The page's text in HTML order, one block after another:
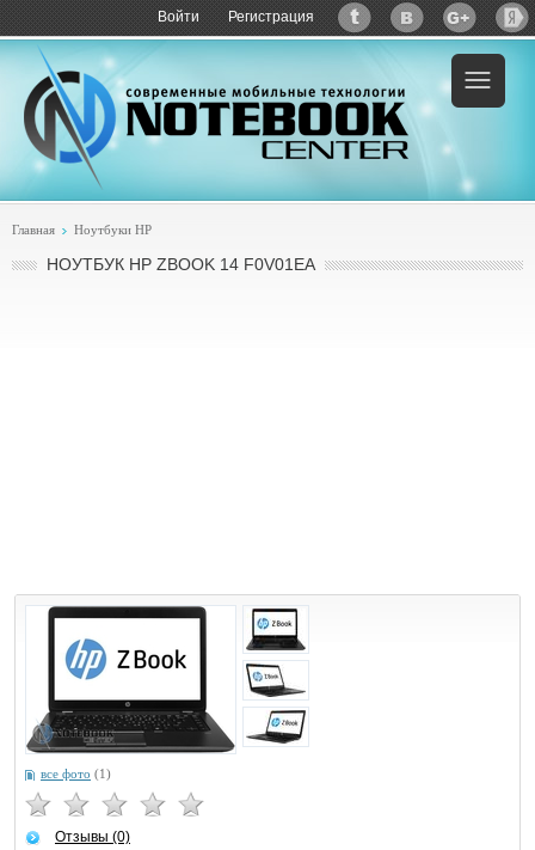
Войти Регистрация
Пример:купить HP ZBook 14 F0V01EA
Главная Ноутбуки HP
НОУТБУК HP ZBOOK 14 F0V01EA
все фото (1)
Отзывы (0)